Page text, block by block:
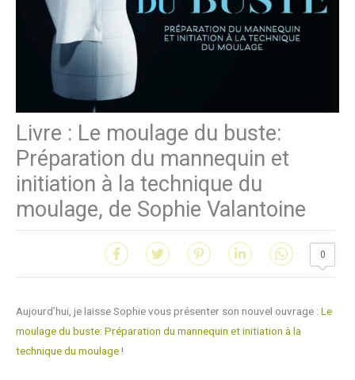
Livre : Le moulage du buste:
Préparation du mannequin et
initiation à la technique du
moulage, de Sophie Valantoine
0
Aujourd’hui, je laisse Sophie vous présenter son nouvel ouvrage : Le
moulage du buste: Préparation du mannequin et initiation à la
technique du moulage!